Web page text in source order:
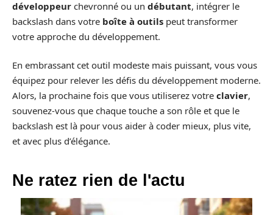
développeur chevronné ou un débutant, intégrer le
backslash dans votre boîte à outils peut transformer
votre approche du développement.
En embrassant cet outil modeste mais puissant, vous vous
équipez pour relever les défis du développement moderne.
Alors, la prochaine fois que vous utiliserez votre clavier,
souvenez-vous que chaque touche a son rôle et que le
backslash est là pour vous aider à coder mieux, plus vite,
et avec plus d’élégance.
Ne ratez rien de l'actu